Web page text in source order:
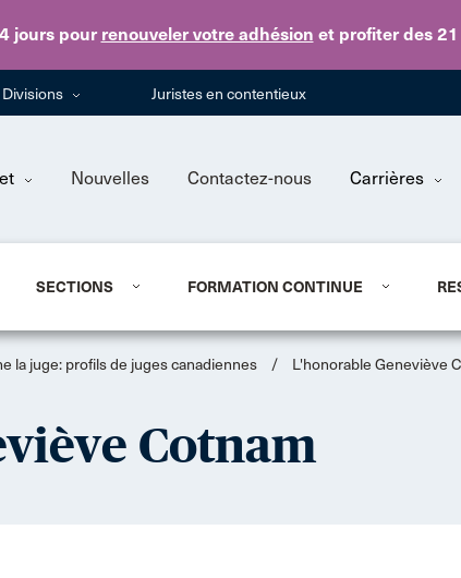
jourspour renouveler votre adhésion et profiter des
Skip to main
Divisions Juristes en contentieux
Nouvelles Contactez-nous Carrières
SECTIONS FORMATION CONTINUE
la juge: profils de juges canadiennes / L'honorable Geneviève
Cotnam